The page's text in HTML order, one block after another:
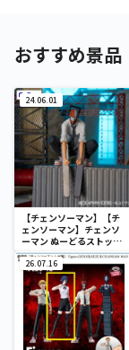
おすすめ景品
24.06.01
【チェンソーマン】【チ
ェンソーマン】チェンソ
ーマン ぬーどるストッパ
ーフィギュアーチェンソ
ーマンー
26.07.16